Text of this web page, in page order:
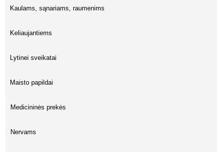
Kaulams, sąnariams, raumenims
Keliaujantiems
Lytinei sveikatai
Maisto papildai
Medicininės prekės
Nervams